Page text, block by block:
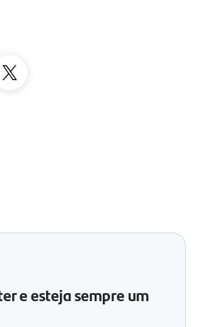
e esteja sempre um